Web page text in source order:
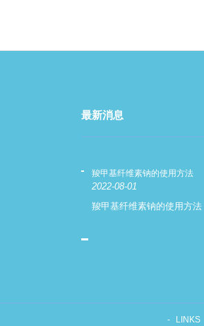
最新消息
羧甲基纤维素钠的使用方法
2022-08-01
羧甲基纤维素钠的使用方法
LINKS